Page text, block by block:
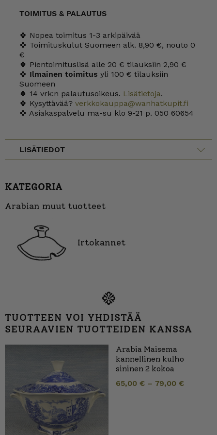
TOIMITUS & PALAUTUS
🍀 Nopea toimitus 1-3 arkipäivää
🍀 Toimituskulut Suomeen alk. 8,90 €, nouto 0
€
🍀 Pientoimituslisä alle 20 € tilauksiin 2,90 €
🍀 Ilmainen toimitus yli 100 € tilauksiin
Suomeen
🍀 14 vrk:n palautusoikeus. Lisätietoja.
🍀 Kysyttävää? verkkokauppa@wanhatkupit.fi
🍀 Asiakaspalvelu ma-su klo 9-21 p. 050 60654
LISÄTIEDOT
KATEGORIA
Arabian muut tuotteet
Irtokannet
TUOTTEEN VOI YHDISTÄÄ
SEURAAVIEN TUOTTEIDEN KANSSA
Arabia Maisema
kannellinen kulho
sininen 2 kokoa
65,00 € – 79,00 €